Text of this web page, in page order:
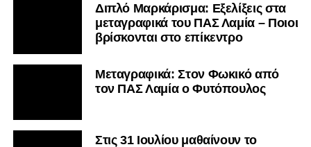
Διπλό Μαρκάρισμα: Εξελίξεις στα
μεταγραφικά του ΠΑΣ Λαμία – Ποιοι
βρίσκονται στο επίκεντρο
Μεταγραφικά: Στον Φωκικό από
τον ΠΑΣ Λαμία ο Φυτόπουλος
Στις 31 Ιουλίου μαθαίνουν το